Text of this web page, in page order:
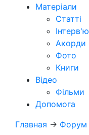
Матеріали
Статті
Інтерв'ю
Акорди
Фото
Книги
Відео
Фільми
Допомога
Главная → Форум